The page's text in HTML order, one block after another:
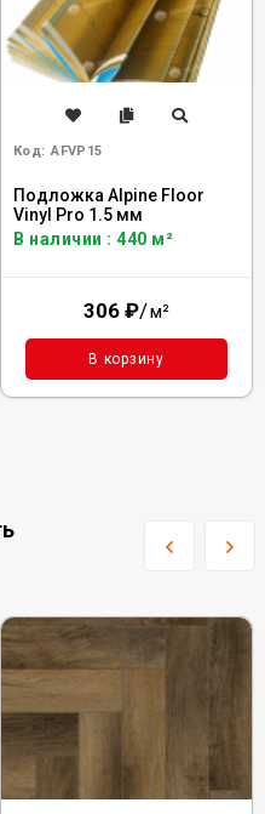
Код: AFVP15
Подложка Alpine Floor
Vinyl Pro 1.5 мм
В наличии : 440 м²
306 ₽/м²
В корзину